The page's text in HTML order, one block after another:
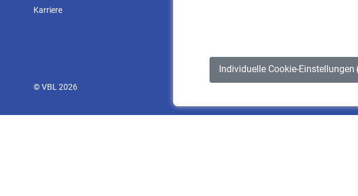
Individuelle Cookie-Einstellungen
Karriere
© VBL 2026